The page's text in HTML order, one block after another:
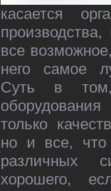
касается
все
него самое
Суть в
только
но и все, что
различных
хорошего,